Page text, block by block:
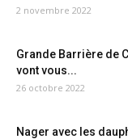
2 novembre 2022
Grande Barrière de
vont vous...
26 octobre 2022
Nager avec les